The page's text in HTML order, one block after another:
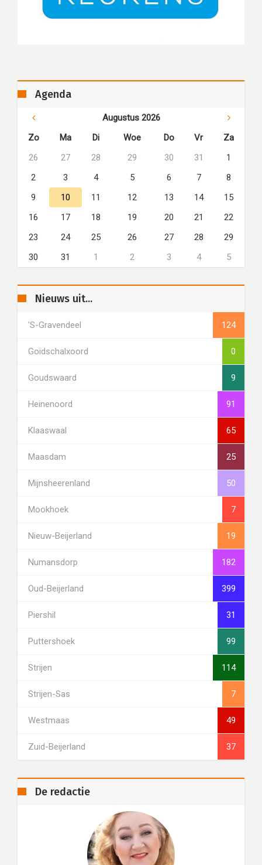
Agenda
Augustus 2026
Zo
Ma Di Woe Do Vr
Za
26
27 28 29 30 31
1
2
3 4 5 6 7
8
9
10 11 12 13 14
15
16
17 18 19 20 21
22
23
24 25 26 27 28
29
30
31 1 2 3 4 5
Nieuws uit...
's-Gravendeel 124
Goidschalxoord 0
Goudswaard 9
Heinenoord 91
Klaaswaal 65
Maasdam 25
Mijnsheerenland 50
Mookhoek 7
Nieuw-Beijerland 19
Numansdorp 182
Oud-Beijerland 399
Piershil 31
Puttershoek 99
Strijen 114
Strijen-Sas 7
Westmaas 49
Zuid-Beijerland 37
De redactie